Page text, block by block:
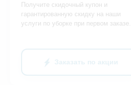
Получите скидочный купон и
гарантированную скидку на наши
услуги по уборке при первом заказе.
Заказать по акции